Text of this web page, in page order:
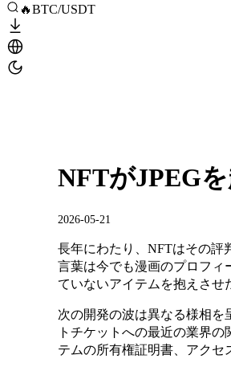
🔥BTC/USDT
NFTがJPEG
2026-05-21
長年にわたり、NFTはその評
言葉は今でも漫画のプロフィ
ていないアイテムを抱えさせ
次の開発の波は異なる様相
トチケットへの最近の業界
テムの所有権証明書、アクセ